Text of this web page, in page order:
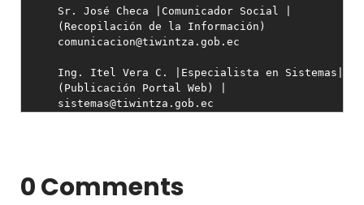
     Sr. José Checa |Comunicador Social |
     (Recopilación de la Información)
     comunicacion@tiwintza.gob.ec
     Ing. Itel Vera C. |Especialista en Sistemas|
     (Publicación Portal Web) |
     sistemas@tiwintza.gob.ec
0 Comments